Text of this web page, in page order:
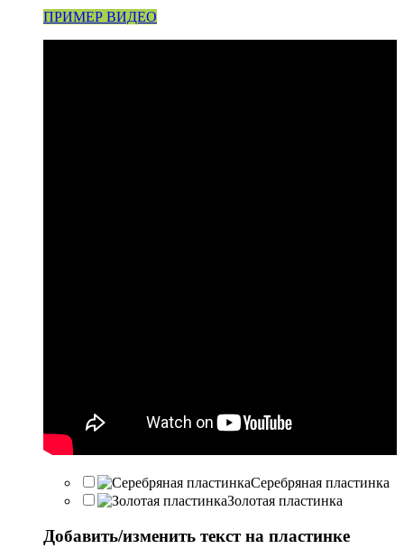
ПРИМЕР ВИДЕО
Серебряная пластинка
Золотая пластинка
Добавить/изменить текст на пластинке